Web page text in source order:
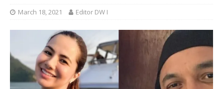
March 18, 2021 Editor DW I